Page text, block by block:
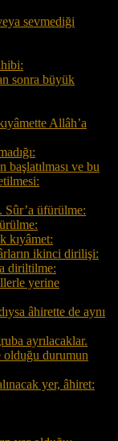
sevmediği
sonra büyük
Allâh’a
başlatılması ve bu
üfürülme:
kıyâmet:
ikinci dirilişi:
diriltilme:
yerine
âhirette de aynı
ayrılacaklar.
olduğu durumun
yer, âhiret: